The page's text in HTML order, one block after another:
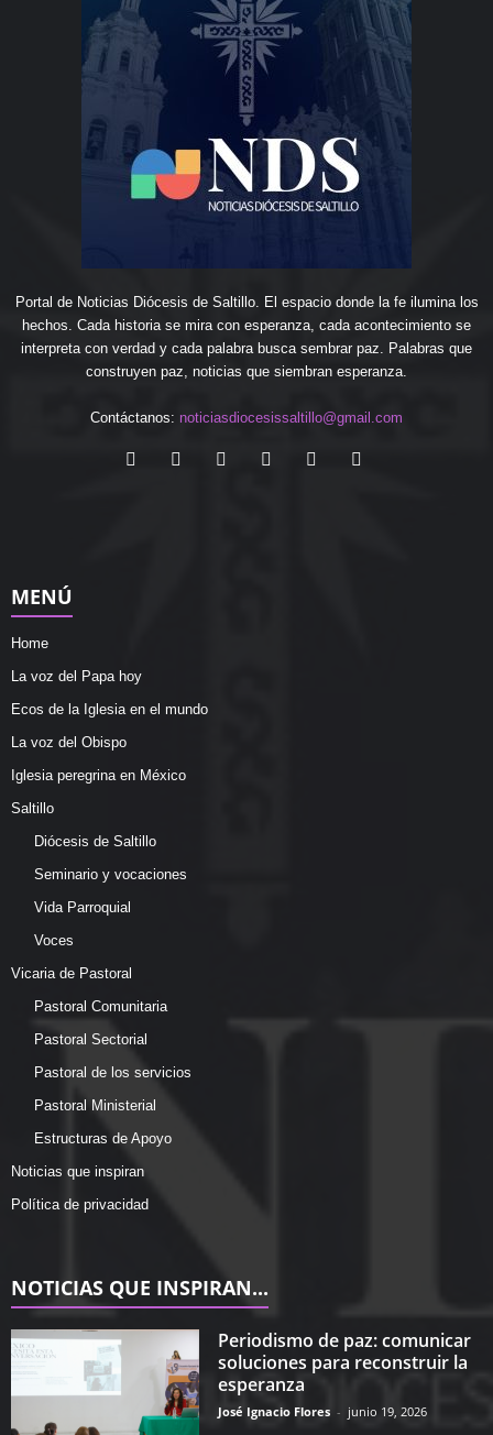
Portal de Noticias Diócesis de Saltillo. El espacio donde la fe ilumina los
hechos. Cada historia se mira con esperanza, cada acontecimiento se
interpreta con verdad y cada palabra busca sembrar paz. Palabras que
construyen paz, noticias que siembran esperanza.
Contáctanos: noticiasdiocesissaltillo@gmail.com
MENÚ
Home
La voz del Papa hoy
Ecos de la Iglesia en el mundo
La voz del Obispo
Iglesia peregrina en México
Saltillo
Diócesis de Saltillo
Seminario y vocaciones
Vida Parroquial
Voces
Vicaria de Pastoral
Pastoral Comunitaria
Pastoral Sectorial
Pastoral de los servicios
Pastoral Ministerial
Estructuras de Apoyo
Noticias que inspiran
Política de privacidad
NOTICIAS QUE INSPIRAN...
Periodismo de paz: comunicar
soluciones para reconstruir la
esperanza
José Ignacio Flores - junio 19, 2026